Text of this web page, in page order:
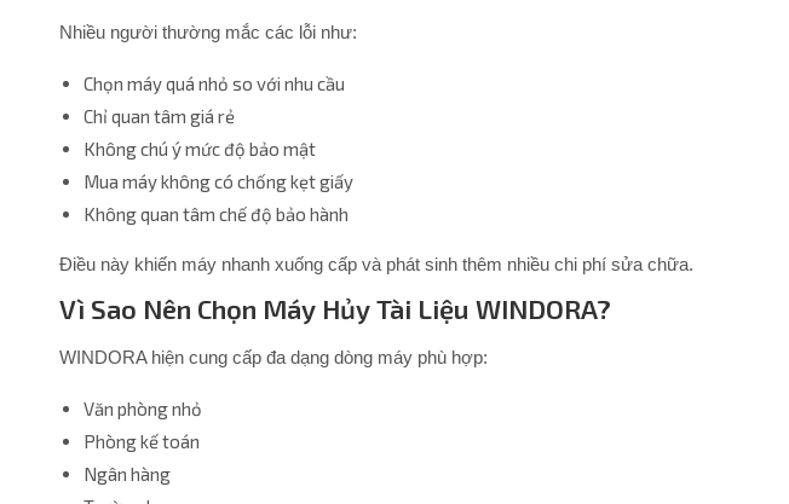
Nhiều người thường mắc các lỗi như:
Chọn máy quá nhỏ so với nhu cầu
Chỉ quan tâm giá rẻ
Không chú ý mức độ bảo mật
Mua máy không có chống kẹt giấy
Không quan tâm chế độ bảo hành
Điều này khiến máy nhanh xuống cấp và phát sinh thêm nhiều chi phí sửa chữa.
Vì Sao Nên Chọn Máy Hủy Tài Liệu WINDORA?
WINDORA hiện cung cấp đa dạng dòng máy phù hợp:
Văn phòng nhỏ
Phòng kế toán
Ngân hàng